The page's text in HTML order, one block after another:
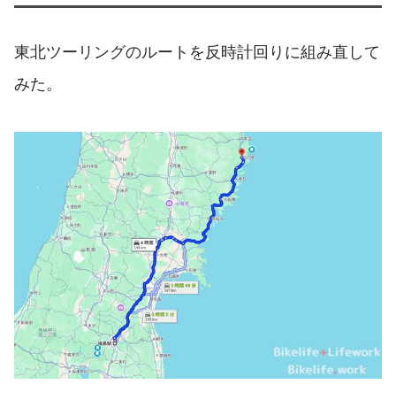
東北ツーリングのルートを反時計回りに組み直して
みた。